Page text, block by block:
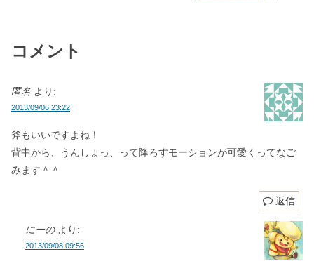
コメント
匿名 より:
2013/09/06 23:22
斧もいいですよね！
背中から、うんしょっ、って降ろすモーションが可愛くってなご
みます＾＾
返信
にーの より:
2013/09/08 09:56